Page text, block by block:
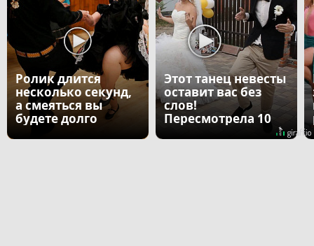
Ролик длится
несколько секунд,
а смеяться вы
будете долго
Этот танец невесты
оставит вас без
слов!
Пересмотрела 10